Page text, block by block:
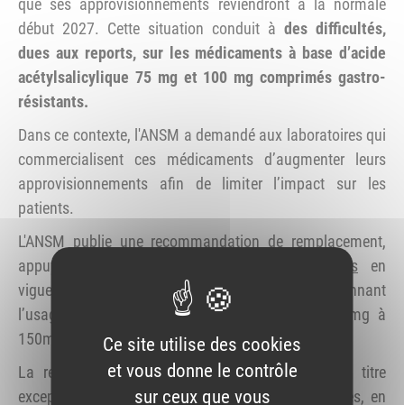
que ses approvisionnements reviendront à la normale
début 2027. Cette situation conduit à des difficultés,
dues aux reports, sur les médicaments à base d’acide
acétylsalicylique 75 mg et 100 mg comprimés gastro-
résistants.
Dans ce contexte, l'ANSM a demandé aux laboratoires qui
commercialisent ces médicaments d’augmenter leurs
approvisionnements afin de limiter l’impact sur les
patients.
L'ANSM publie une recommandation de remplacement,
appuyée sur les
recommandations européennes en
vigueur dans la prévention cardiovasculaire, mentionnant
l’usage de doses d’aspirine pouvant aller de 75mg à
150mg par jour.
La recommandation permet aux pharmaciens, à titre
exceptionnel et temporaire, de remplacer entre elles, en
Ce site utilise des cookies
et vous donne le contrôle
sur ceux que vous